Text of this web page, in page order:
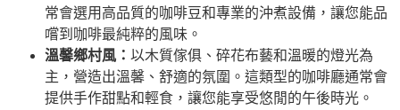
常會選用高品質的咖啡豆和專業的沖煮設備，讓您能品
嚐到咖啡最純粹的風味。
溫馨鄉村風： 以木質傢俱、碎花布藝和溫暖的燈光為
主，營造出溫馨、舒適的氛圍。這類型的咖啡廳通常會
提供手作甜點和輕食，讓您能享受悠閒的午後時光。